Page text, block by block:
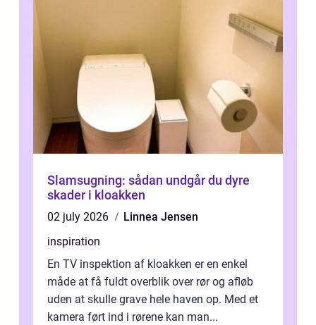
Slamsugning: sådan undgår du dyre
skader i kloakken
02 july 2026
Linnea Jensen
inspiration
En TV inspektion af kloakken er en enkel
måde at få fuldt overblik over rør og afløb
uden at skulle grave hele haven op. Med et
kamera ført ind i rørene kan man...